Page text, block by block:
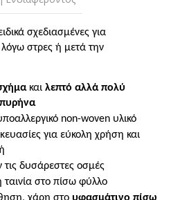
σχεδιασμένες για
λόγω στρες ή μετά την
και λεπτό αλλά πολύ
non-woven υλικό
για εύκολη χρήση και
τις δυσάρεστες οσμές
στο πίσω φύλλο